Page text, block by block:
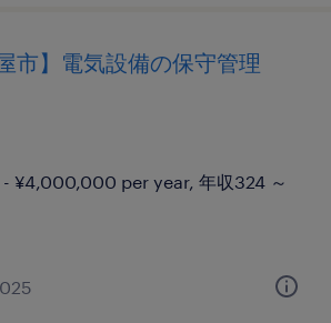
市】電気設備の保守管理
¥4,000,000 per year, 年収324 ～